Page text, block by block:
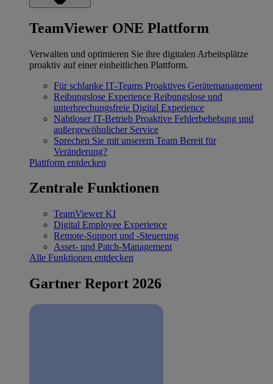
TeamViewer ONE Plattform
Verwalten und optimieren Sie ihre digitalen Arbeitsplätze
proaktiv auf einer einheitlichen Plattform.
Für schlanke IT‐Teams Proaktives Gerätemanagement
Reibungslose Experience Reibungslose und
unterbrechungsfreie Digital Experience
Nahtloser IT-Betrieb Proaktive Fehlerbehebung und
außergewöhnlicher Service
Sprechen Sie mit unserem Team Bereit für
Veränderung?
Plattform entdecken
Zentrale Funktionen
TeamViewer KI
Digital Employee Experience
Remote-Support und -Steuerung
Asset- und Patch-Management
Alle Funktionen entdecken
Gartner Report 2026